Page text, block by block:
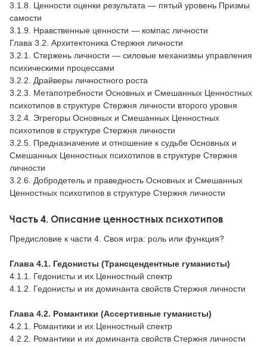
3.1.8. Ценности оценки результата — пятый уровень Призмы
самости
3.1.9. Нравственные ценности — компас личности
Глава 3.2. Архитектоника Стержня личности
3.2.1. Стержень личности — силовые механизмы управления
психическими процессами
3.2.2. Драйверы личностного роста
3.2.3. Метапотребности Основных и Смешанных Ценностных
психотипов в структуре Стержня личности второго уровня
3.2.4. Эгрегоры Основных и Смешанных Ценностных
психотипов в структуре Стержня личности
3.2.5. Предназначение и отношение к судьбе Основных и
Смешанных Ценностных психотипов в структуре Стержня
личности
3.2.6. Добродетель и праведность Основных и Смешанных
Ценностных психотипов в структуре Стержня личности
Часть 4. Описание ценностных психотипов
Предисловие к части 4. Своя игра: роль или функция?
Глава 4.1. Гедонисты (Трансцендентные гуманисты)
4.1.1. Гедонисты и их Ценностный спектр
4.1.2. Гедонисты и их доминанта свойств Стержня личности
Глава 4.2. Романтики (Ассертивные гуманисты)
4.2.1. Романтики и их Ценностный спектр
4.2.2. Романтики и их доминанта свойств Стержня личности